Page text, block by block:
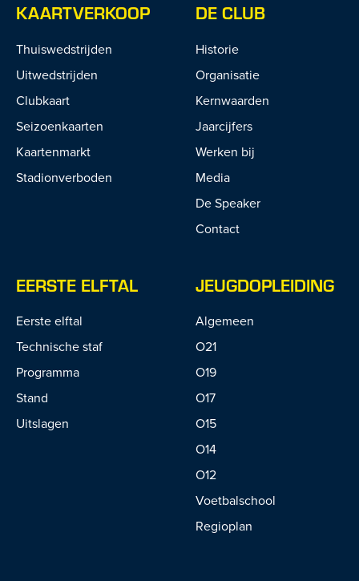
KAARTVERKOOP
Thuiswedstrijden
Uitwedstrijden
Clubkaart
Seizoenkaarten
Kaartenmarkt
Stadionverboden
DE CLUB
Historie
Organisatie
Kernwaarden
Jaarcijfers
Werken bij
Media
De Speaker
Contact
EERSTE ELFTAL
Eerste elftal
Technische staf
Programma
Stand
Uitslagen
JEUGDOPLEIDING
Algemeen
O21
O19
O17
O15
O14
O12
Voetbalschool
Regioplan